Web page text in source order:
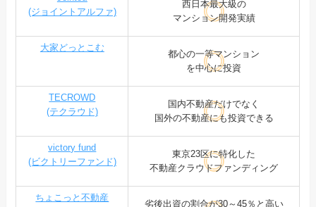
(ジョイントアルファ)
西日本最大級の
マンション開発実績
大家どっとこむ
都心の一等マンション
を中心に投資
TECROWD
(テクラウド)
国内不動産だけでなく
国外の不動産にも投資できる
victory fund
(ビクトリーファンド)
東京23区に特化した
不動産クラウドファンディング
ちょこっと不動産
劣後出資の割合が30～45％と高い